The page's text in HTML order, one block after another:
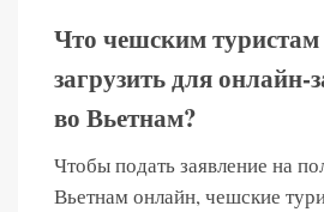
Что чешским туристам
загрузить для онлайн-
во Вьетнам?
Чтобы подать заявление на
Вьетнам онлайн, чешские